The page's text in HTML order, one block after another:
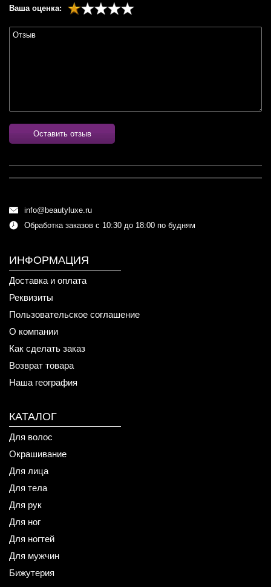
Ваша оценка:
Оставить отзыв
info@beautyluxe.ru
Обработка заказов с 10:30 до 18:00 по будням
ИНФОРМАЦИЯ
Доставка и оплата
Реквизиты
Пользовательское соглашение
О компании
Как сделать заказ
Возврат товара
Наша география
КАТАЛОГ
Для волос
Окрашивание
Для лица
Для тела
Для рук
Для ног
Для ногтей
Для мужчин
Бижутерия